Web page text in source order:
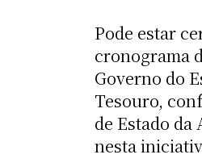
Pode estar
cronograma
Governo do
Tesouro,
de Estado
nesta